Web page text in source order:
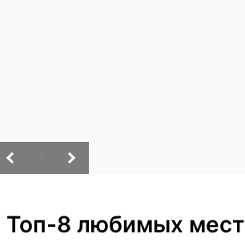
Топ-8 любимых мест